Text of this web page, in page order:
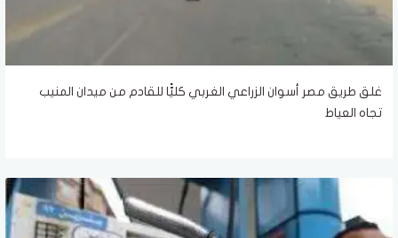
غلق طريق مصر أسوان الزراعي الغربي كليًّا للقادم من ميدان المنيب
تجاه العياط